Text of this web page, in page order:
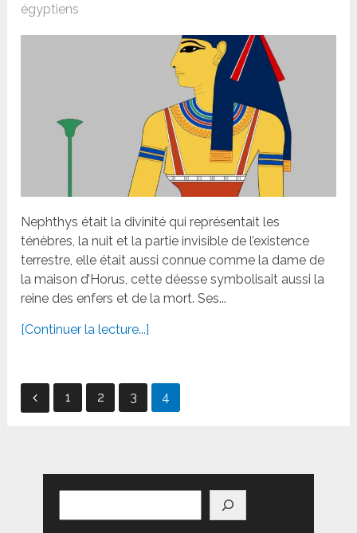
égyptiens
Nephthys était la divinité qui représentait les
ténèbres, la nuit et la partie invisible de l’existence
terrestre, elle était aussi connue comme la dame de
la maison d’Horus, cette déesse symbolisait aussi la
reine des enfers et de la mort. Ses...
[Continuer la lecture...]
Pagination
des
1 2 3 4